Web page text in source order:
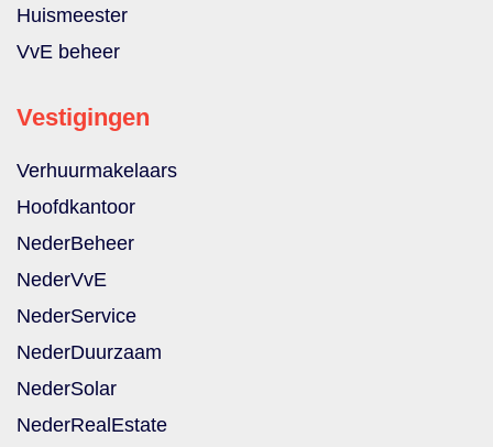
Huismeester
VvE beheer
Vestigingen
Verhuurmakelaars
Hoofdkantoor
NederBeheer
NederVvE
NederService
NederDuurzaam
NederSolar
NederRealEstate